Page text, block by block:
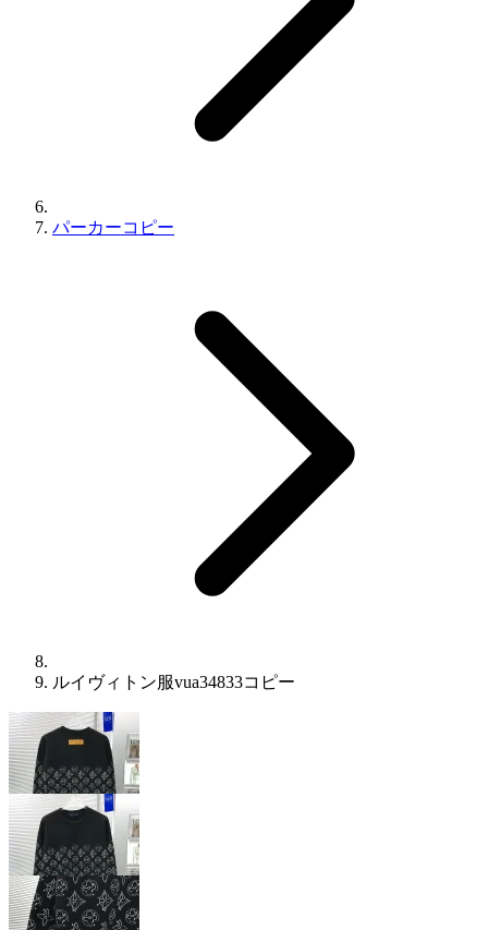
パーカーコピー
​ルイヴィトン服vua34833コピー